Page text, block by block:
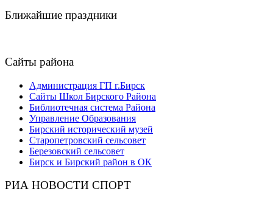
Ближайшие праздники
Сайты района
Администрация ГП г.Бирск
Сайты Школ Бирского Района
Библиотечная система Района
Управление Образования
Бирский исторический музей
Старопетровский сельсовет
Березовский сельсовет
Бирск и Бирский район в ОК
РИА НОВОСТИ СПОРТ